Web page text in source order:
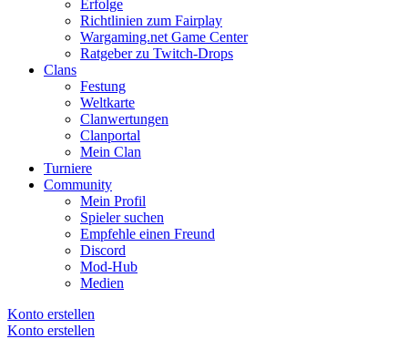
Erfolge
Richtlinien zum Fairplay
Wargaming.net Game Center
Ratgeber zu Twitch-Drops
Clans
Festung
Weltkarte
Clanwertungen
Clanportal
Mein Clan
Turniere
Community
Mein Profil
Spieler suchen
Empfehle einen Freund
Discord
Mod-Hub
Medien
Konto erstellen
Konto erstellen